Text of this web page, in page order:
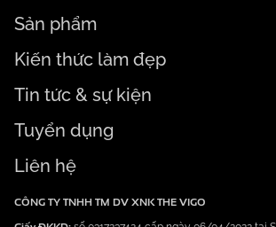
Sản phẩm
Kiến thức làm đẹp
Tin tức & sự kiện
Tuyển dụng
Liên hệ
CÔNG TY TNHH TM DV XNK THE VIGO